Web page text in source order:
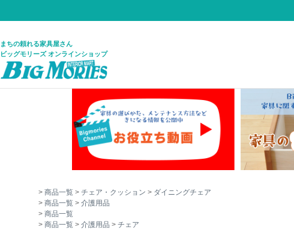
まちの頼れる家具屋さん
ビッグモリーズ オンラインショップ
商品一覧 チェア・クッション
ダイニングチェア
商品一覧
介護用品
商品一覧
商品一覧
介護用品 チェア